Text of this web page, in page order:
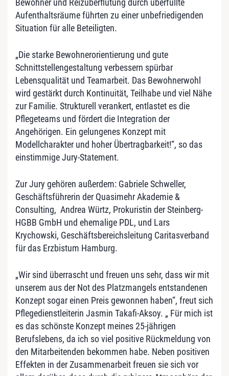
Bewohner und Reizüberflutung durch überfüllte
Aufenthaltsräume führten zu einer unbefriedigenden
Situation für alle Beteiligten.
„Die starke Bewohnerorientierung und gute
Schnittstellengestaltung verbessern spürbar
Lebensqualität und Teamarbeit. Das Bewohnerwohl
wird gestärkt durch Kontinuität, Teilhabe und viel Nähe
zur Familie. Strukturell verankert, entlastet es die
Pflegeteams und fördert die Integration der
Angehörigen. Ein gelungenes Konzept mit
Modellcharakter und hoher Übertragbarkeit!“, so das
einstimmige Jury-Statement.
Zur Jury gehören außerdem: Gabriele Schweller,
Geschäftsführerin der Quasimehr Akademie &
Consulting, Andrea Würtz, Prokuristin der Steinberg-
HGBB GmbH und ehemalige PDL, und Lars
Krychowski, Geschäftsbereichsleitung Caritasverband
für das Erzbistum Hamburg.
„Wir sind überrascht und freuen uns sehr, dass wir mit
unserem aus der Not des Platzmangels entstandenen
Konzept sogar einen Preis gewonnen haben“, freut sich
Pflegedienstleiterin Jasmin Takafi-Aksoy. „ Für mich ist
es das schönste Konzept meines 25-jährigen
Berufslebens, da ich so viel positive Rückmeldung von
den Mitarbeitenden bekommen habe. Neben positiven
Effekten in der Zusammenarbeit freuen sie sich vor